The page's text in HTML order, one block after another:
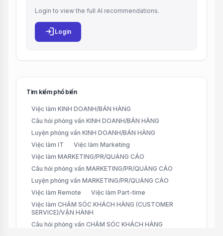
Login to view the full AI recommendations.
login Login
Tìm kiếm phổ biến
Việc làm KINH DOANH/BÁN HÀNG
Câu hỏi phỏng vấn KINH DOANH/BÁN HÀNG
Luyện phỏng vấn KINH DOANH/BÁN HÀNG
Việc làm IT
Việc làm Marketing
Việc làm MARKETING/PR/QUẢNG CÁO
Câu hỏi phỏng vấn MARKETING/PR/QUẢNG CÁO
Luyện phỏng vấn MARKETING/PR/QUẢNG CÁO
Việc làm Remote
Việc làm Part-time
Việc làm CHĂM SÓC KHÁCH HÀNG (CUSTOMER
SERVICE)/VẬN HÀNH
Câu hỏi phỏng vấn CHĂM SÓC KHÁCH HÀNG